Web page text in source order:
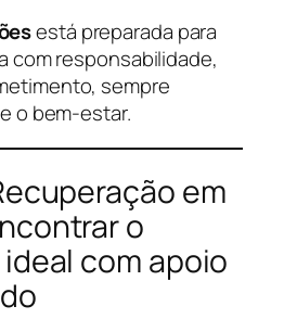
está preparada para
com responsabilidade,
sempre
o bem-estar.
em
o
com apoio